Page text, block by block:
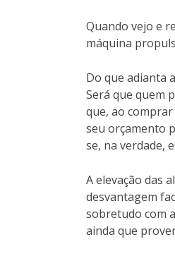
Quando vejo e
máquina
Do que adianta
Será que quem
que, ao
seu orçamento
se, na verdade,
A elevação das
desvantagem
sobretudo com
ainda que